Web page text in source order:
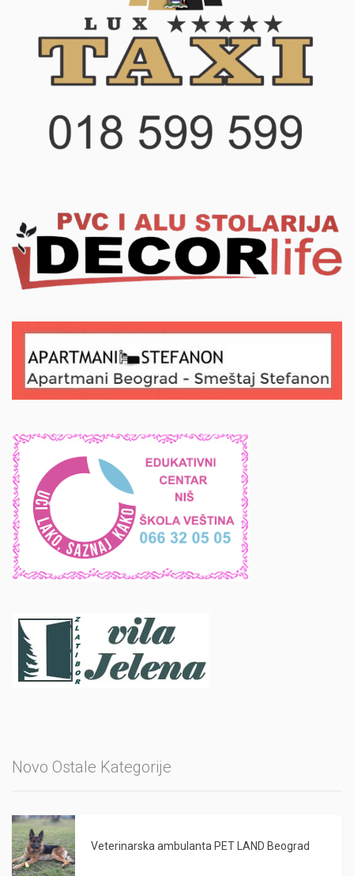
Novo Ostale Kategorije
Veterinarska ambulanta PET LAND Beograd